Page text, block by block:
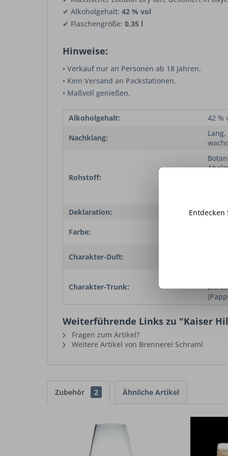
✔ Alkoholgehalt: 42 % vol
✔ Flaschengröße: 0,35 l
Hinweise:
• Verkauf nur an Personen ab 18 Jahren.
• Kein Versand an Packstationen.
• Maßvoll genießen.
Alkoholgehalt: 42 %
Nachklang:
Rohstoff:
Deklaration:
Dry
Farbe:
Charakter-Duft:
Charakter-Trunk:
Weiterführende Links zu "Kaiser
Fragen zum Artikel?
Weitere Artikel von Brennerei Schraml
Zubehör 2 Ähnliche Artikel
Entdecken